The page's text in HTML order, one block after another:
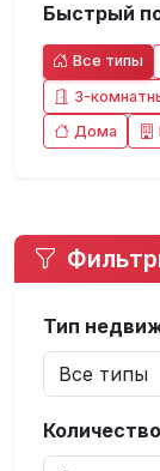
Быстрый
Все типы
3-
Дома
Тип